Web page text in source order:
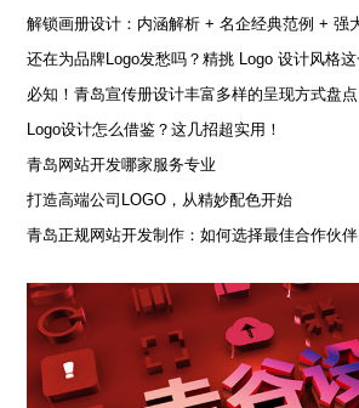
必知！青岛宣传册设计丰富多样的呈现方式盘点
Logo设计怎么借鉴？这几招超实用！
青岛网站开发哪家服务专业
打造高端公司LOGO，从精妙配色开始
青岛正规网站开发制作：如何选择最佳合作伙伴